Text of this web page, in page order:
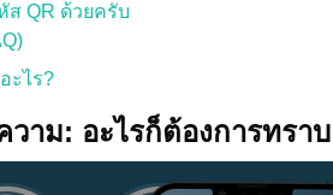
QR ด้วยครับ
ะไร?
าม: อะไรก็ต้องการทราบ